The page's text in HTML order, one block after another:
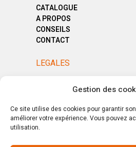
Gestion des
Ce site utilise des cookies pour garantir
améliorer votre expérience. Vous pouvez
utilisation.
CATALOGUE
A PROPOS
CONSEILS
CONTACT
LEGALES
MENTIONS LÉGALES
CGV